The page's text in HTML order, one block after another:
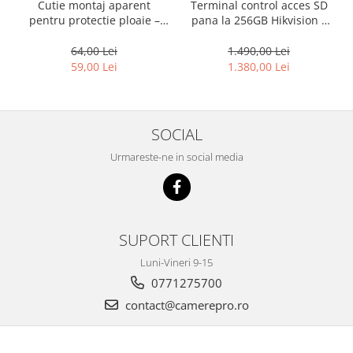
Cutie montaj aparent
pentru protectie ploaie –
64,00 Lei
59,00 Lei
Terminal control acces SD
pana la 256GB Hikvision –
amprenta + pin
1.490,00 Lei
1.380,00 Lei
SOCIAL
Urmareste-ne in social media
SUPORT CLIENTI
Luni-Vineri 9-15
0771275700
contact@camerepro.ro